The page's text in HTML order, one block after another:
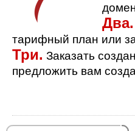
Два.
тарифный план или
Три. Заказать
предложить вам